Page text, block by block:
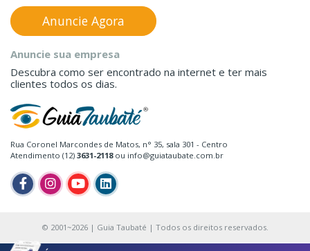
Rua Coronel Marcondes de Matos, n° 35, sala 301 - Centro
Atendimento (12) 3631-2118ou info@guiataubate.com.br
Anuncie sua empresa
Descubra como ser encontrado na internet e ter mais
clientes todos os dias.
Anuncie Agora
© 2001~2026 | Guia Taubaté | Todos os direitos reservados.